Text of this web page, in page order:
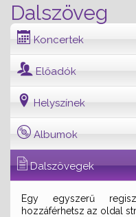
Dalszöveg
Koncertek
Előadók
Helyszínek
Albumok
Dalszövegek
Egy egyszerű
hozzáférhetsz az oldal